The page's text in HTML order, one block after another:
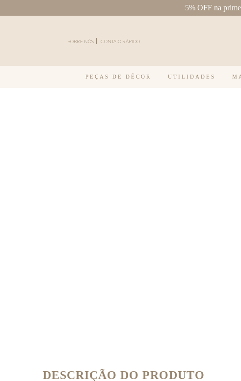
5% OFF na
SOBRE NÓS CONTATO RÁPIDO
PEÇAS DE DÉCOR UTILIDADES
DESCRIÇÃO DO PRODUTO